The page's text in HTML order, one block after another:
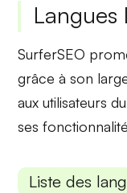
Langues
SurferSEO
grâce à son
aux utilisateurs
ses
Liste des